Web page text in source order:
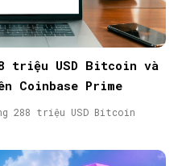
triệu USD Bitcoin và
Coinbase Prime
288 triệu USD Bitcoin